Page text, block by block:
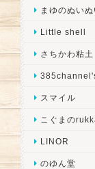
まゆのぬい
Little shell
さちかわ粘土
スマイル
こぐまの
LINOR
のゆん堂